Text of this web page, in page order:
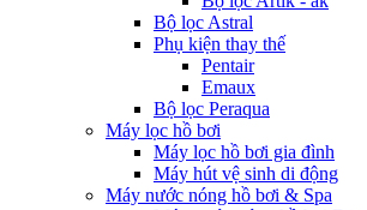
Bộ lọc Astral
Phụ kiện thay thế
Pentair
Emaux
Bộ lọc Peraqua
Máy lọc hồ bơi
Máy lọc hồ bơi gia đình
Máy hút vệ sinh di động
Máy nước nóng hồ bơi & Spa